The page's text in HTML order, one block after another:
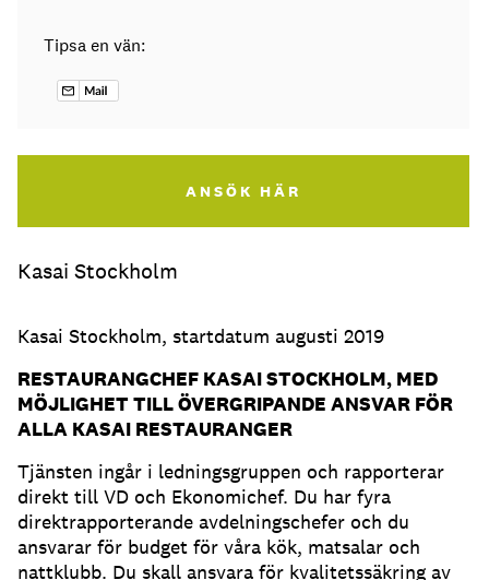
Kasai Stockholm
Kasai Stockholm, startdatum augusti 2019
RESTAURANGCHEF KASAI STOCKHOLM, MED
MÖJLIGHET TILL ÖVERGRIPANDE ANSVAR FÖR
ALLA KASAI RESTAURANGER
Tjänsten ingår i ledningsgruppen och rapporterar
direkt till VD och Ekonomichef. Du har fyra
direktrapporterande avdelningschefer och du
ansvarar för budget för våra kök, matsalar och
nattklubb. Du skall ansvara för kvalitetssäkring av
Tipsa en vän:
ANSÖK HÄR